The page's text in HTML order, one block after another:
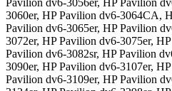
Pavilion dv6-3056er, HP Pavilion
3060er, HP Pavilion dv6-3064CA,
Pavilion dv6-3065er, HP Pavilion
3072er, HP Pavilion dv6-3075er,
Pavilion dv6-3082sr, HP Pavilion
3090er, HP Pavilion dv6-3107er,
Pavilion dv6-3109er, HP Pavilion